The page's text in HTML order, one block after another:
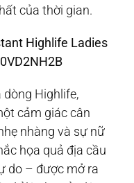
của thời gian.
Highlife Ladies
dòng Highlife,
cảm giác cân
nhàng và sự nữ
họa quả địa cầu
do – được mở ra